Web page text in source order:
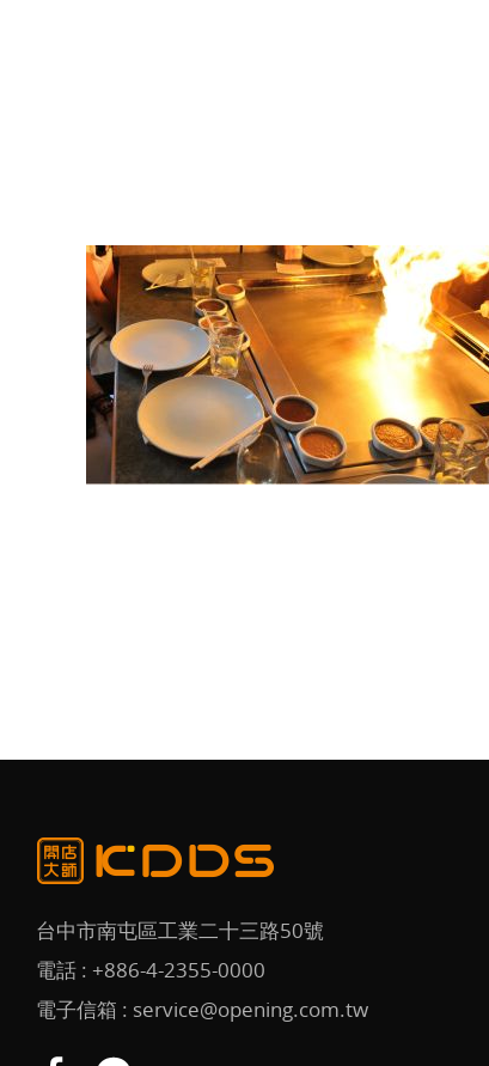
台中市南屯區工業二十三路50號
電話 : +886-4-2355-0000
電子信箱 : service@opening.com.tw